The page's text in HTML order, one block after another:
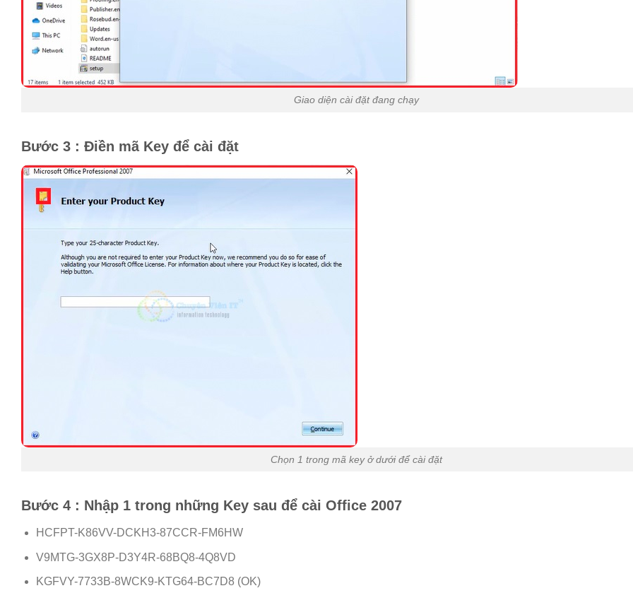
Giao diện cài đặt đang chạy
Bước 3 : Điền mã Key để cài đặt
Chọn 1 trong mã key ở dưới để cài đặt
Bước 4 : Nhập 1 trong những Key sau để cài Office 2007
HCFPT-K86VV-DCKH3-87CCR-FM6HW
V9MTG-3GX8P-D3Y4R-68BQ8-4Q8VD
KGFVY-7733B-8WCK9-KTG64-BC7D8 (OK)